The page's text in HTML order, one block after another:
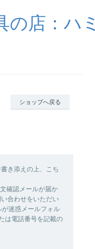
店：ハミ
ショップへ戻る
き添えの上、こち
確認メールが届か
合わせをいただい
迷惑メールフォル
は電話番号を記載の